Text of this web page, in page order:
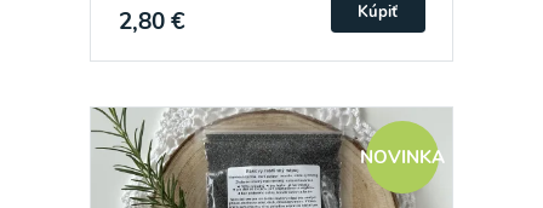
2,80 € Kúpiť
NOVINKA